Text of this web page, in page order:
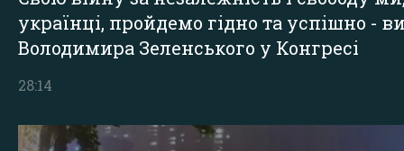
українці, пройдемо гідно та успішно -
Володимира Зеленського у Конгресі
28:14